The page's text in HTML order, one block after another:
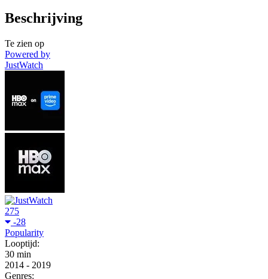
Beschrijving
Te zien op
Powered by
JustWatch
275
-28
Popularity
Looptijd:
30 min
2014 - 2019
Genres: